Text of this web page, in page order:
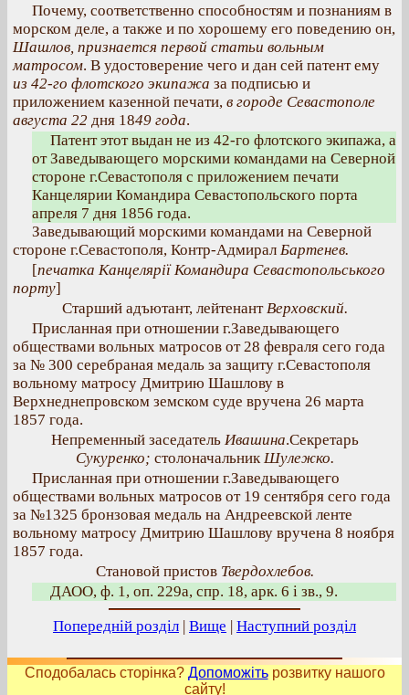
Почему, соответственно способностям и познаниям в
морском деле, а также и по хорошему его поведению он,
Шашлов, признается первой статьи вольным
матросом. В удостоверение чего и дан сей патент ему
из 42-го флотского экипажа за подписью и
приложением казенной печати, в городе Севастополе
августа 22 дня 1849 года.
Патент этот выдан не из 42-го флотского экипажа, а
от Заведывающего морскими командами на Северной
стороне г.Севастополя с приложением печати
Канцелярии Командира Севастопольского порта
апреля 7 дня 1856 года.
Заведывающий морскими командами на Северной
стороне г.Севастополя, Контр-Адмирал Бартенев.
[печатка Канцелярії Командира Севастопольського
порту]
Старший адъютант, лейтенантВерховский.
Присланная при отношении г.Заведывающего
обществами вольных матросов от 28 февраля сего года
за № 300 серебраная медаль за защиту г.Севастополя
вольному матросу Дмитрию Шашлову в
Верхнеднепровском земском суде вручена 26 марта
1857 года.
Непременный заседательИвашина.Секретарь
Сукуренко; столоначальникШулежко.
Присланная при отношении г.Заведывающего
обществами вольных матросов от 19 сентября сего года
за №1325 бронзовая медаль на Андреевской ленте
вольному матросу Дмитрию Шашлову вручена 8 ноября
1857 года.
Становой пристовТвердохлебов.
ДАОО, ф. 1, оп. 229а, спр. 18, арк. 6 і зв., 9.
Попередній розділ | Вище | Наступний розділ
Сподобалась сторінка? Допоможітьрозвитку нашого
сайту!